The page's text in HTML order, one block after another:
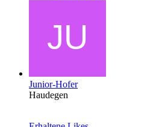
Junior-Hofer
Haudegen